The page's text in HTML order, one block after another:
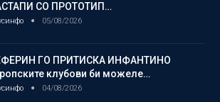
СО ПРОТОТИП…
05/08/2026
ГО ПРИТИСКА ИНФАНТИНО
клубови би можеле…
04/08/2026